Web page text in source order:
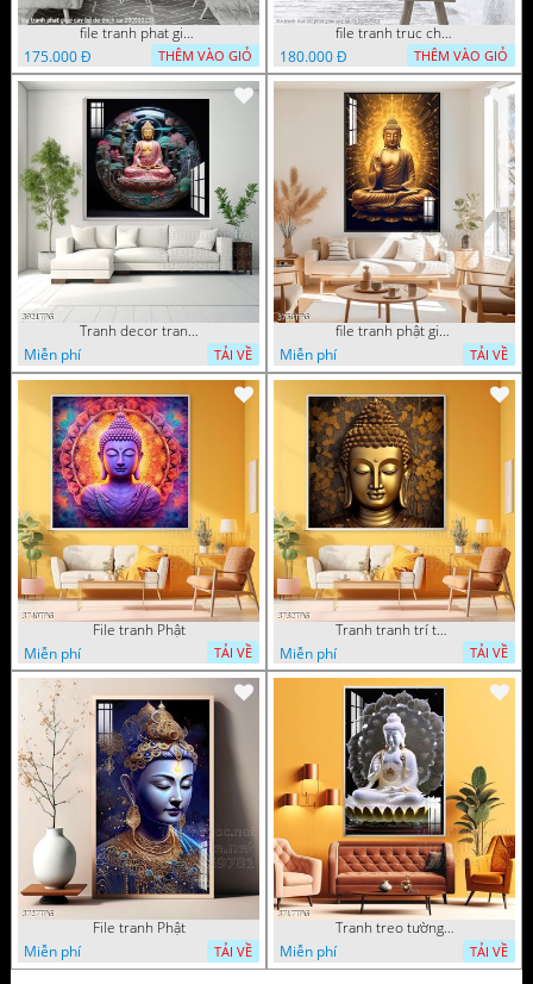
file tranh phat giao cay bo de thich ca 28092023
175.000 Đ
THÊM VÀO GIỎ
file tranh truc chi phat giao cay bo de 06062023
180.000 Đ
THÊM VÀO GIỎ
Tranh decor trang trí tường Phật giáo
Miễn phí
TẢI VỀ
file tranh phật giáo mẫu mới nhất
Miễn phí
TẢI VỀ
File tranh Phật
Miễn phí
TẢI VỀ
Tranh tranh trí tường phật giáo sang trọng
Miễn phí
TẢI VỀ
File tranh Phật
Miễn phí
TẢI VỀ
Tranh treo tường phật giáo
Miễn phí
TẢI VỀ